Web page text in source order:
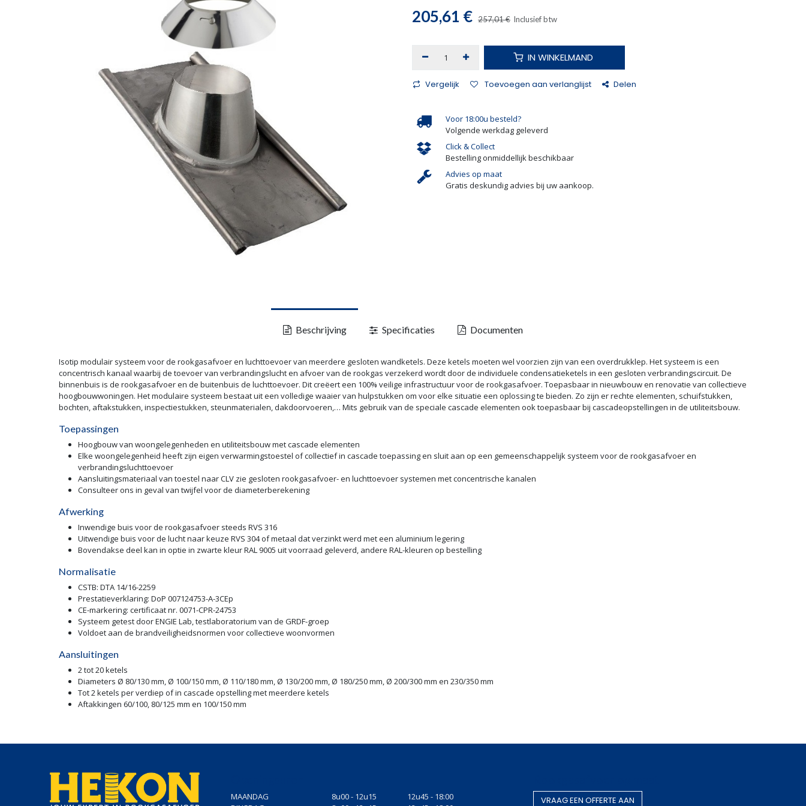
205,61 € 257,01€ Inclusief btw
IN WINKELMAND
Vergelijk Toevoegen aan verlanglijst Delen
Voor 18:00u besteld?
Volgende werkdag geleverd
Click & Collect
Bestelling onmiddellijk beschikbaar
Advies op maat
Gratis deskundig advies bij uw aankoop.
Beschrijving Specificaties Documenten
Isotip modulair systeem voor de rookgasafvoer en luchttoevoer van meerdere gesloten wandketels. Deze ketels moeten wel voorzien zijn van een overdrukklep. Het systeem is een
concentrisch kanaal waarbij de toevoer van verbrandingslucht en afvoer van de rookgas verzekerd wordt door de individuele condensatieketels in een gesloten verbrandingscircuit. De
binnenbuis is de rookgasafvoer en de buitenbuis de luchttoevoer. Dit creëert een 100% veilige infrastructuur voor de rookgasafvoer. Toepasbaar in nieuwbouw en renovatie van collectieve
hoogbouwwoningen. Het modulaire systeem bestaat uit een volledige waaier van hulpstukken om voor elke situatie een oplossing te bieden. Zo zijn er rechte elementen, schuifstukken,
bochten, aftakstukken, inspectiestukken, steunmaterialen, dakdoorvoeren,… Mits gebruik van de speciale cascade elementen ook toepasbaar bij cascadeopstellingen in de utiliteitsbouw.
Toepassingen
Hoogbouw van woongelegenheden en utiliteitsbouw met cascade elementen
Elke woongelegenheid heeft zijn eigen verwarmingstoestel of collectief in cascade toepassing en sluit aan op een gemeenschappelijk systeem voor de rookgasafvoer en
verbrandingsluchttoevoer
Aansluitingsmateriaal van toestel naar CLV zie gesloten rookgasafvoer- en luchttoevoer systemen met concentrische kanalen
Consulteer ons in geval van twijfel voor de diameterberekening
Afwerking
Inwendige buis voor de rookgasafvoer steeds RVS 316
Uitwendige buis voor de lucht naar keuze RVS 304 of metaal dat verzinkt werd met een aluminium legering
Bovendakse deel kan in optie in zwarte kleur RAL 9005 uit voorraad geleverd, andere RAL-kleuren op bestelling
Normalisatie
CSTB: DTA 14/16-2259
Prestatieverklaring: DoP 007124753-A-3CEp
CE-markering: certificaat nr. 0071-CPR-24753
Systeem getest door ENGIE Lab, testlaboratorium van de GRDF-groep
Voldoet aan de brandveiligheidsnormen voor collectieve woonvormen
Aansluitingen
2 tot 20 ketels
Diameters Ø 80/130 mm, Ø 100/150 mm, Ø 110/180 mm, Ø 130/200 mm, Ø 180/250 mm, Ø 200/300 mm en 230/350 mm
Tot 2 ketels per verdiep of in cascade opstelling met meerdere ketels
Aftakkingen 60/100, 80/125 mm en 100/150 mm
MAANDAG
8u00 - 12u15
12u45 - 18:00
VRAAG EEN OF​​​​FERTE AAN